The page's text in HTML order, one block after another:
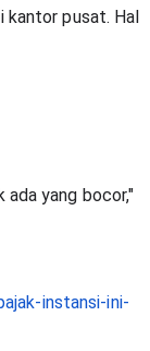
kantor pusat. Hal
yang bocor,"
instansi-ini-